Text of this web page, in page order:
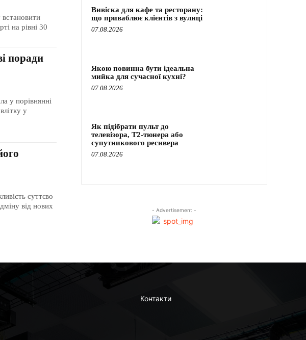
встановити
на рівні 30
поради
у порівнянні
у
суттєво
від нових
Вивіска для кафе та ресторану:
що приваблює клієнтів з вулиці
07.08.2026
Якою повинна бути ідеальна
мийка для сучасної кухні?
07.08.2026
Як підібрати пульт до
телевізора, Т2-тюнера або
супутникового ресивера
07.08.2026
- Advertisement -
Контакти